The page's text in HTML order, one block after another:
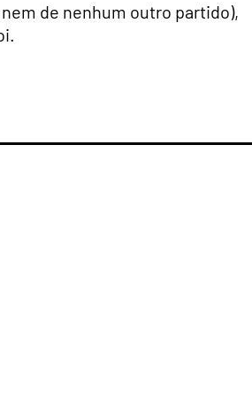
de nenhum outro partido),